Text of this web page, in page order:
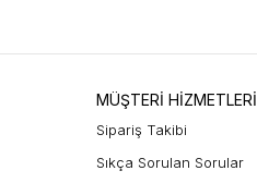
MÜŞTERİ HİZMETLERİ
Sipariş Takibi
Sıkça Sorulan Sorular